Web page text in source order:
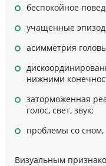
беспокойное
учащенные
асимметрия
нижними
заторможенная
голос, свет, звук;
проблемы со
Визуальным